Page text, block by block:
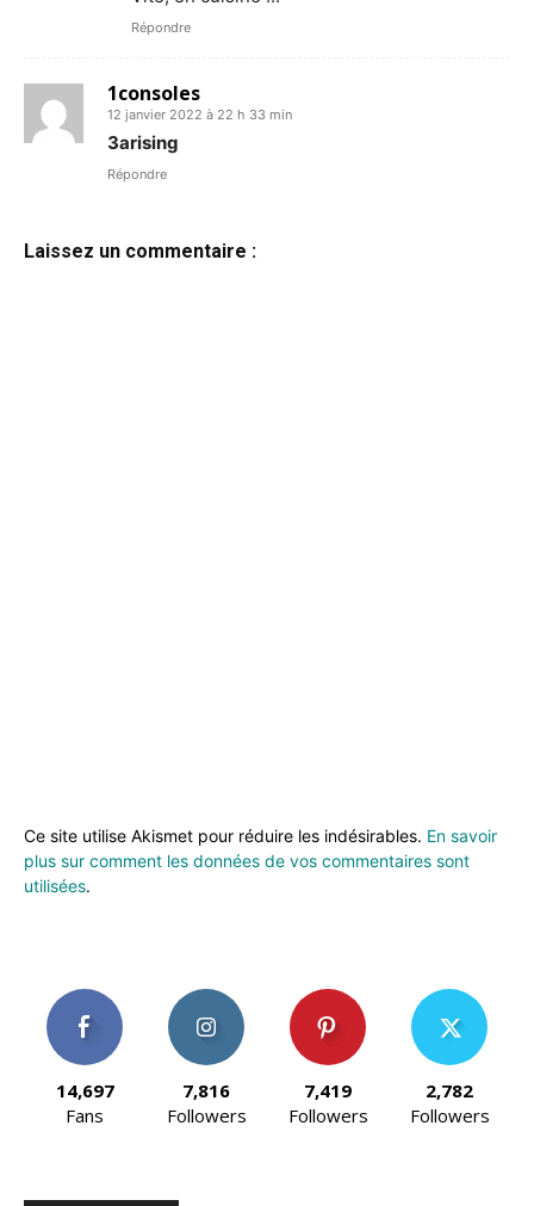
Répondre
1consoles
12 janvier 2022 à 22 h 33 min
3arising
Répondre
Laissez un commentaire :
Ce site utilise Akismet pour réduire les indésirables. En savoir
plus sur comment les données de vos commentaires sont
utilisées.
14,697
Fans
7,816
Followers
7,419
Followers
2,782
Followers